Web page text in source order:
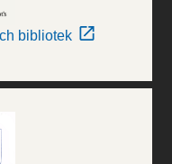
bibliotek